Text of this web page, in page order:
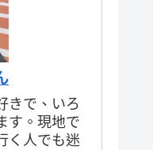
きで、いろ
す。現地で
く人でも迷